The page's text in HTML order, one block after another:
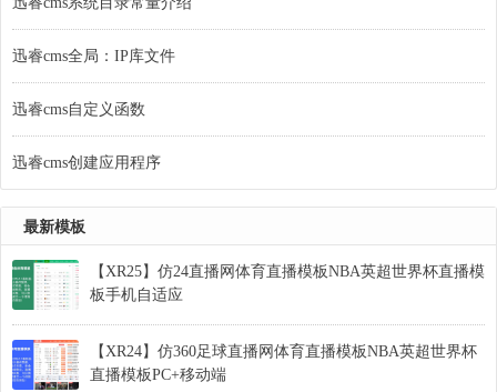
迅睿cms全局：IP库文件
迅睿cms自定义函数
迅睿cms创建应用程序
最新模板
【XR25】仿24直播网体育直播模板NBA英超世界杯直播模
板手机自适应
【XR24】仿360足球直播网体育直播模板NBA英超世界杯
直播模板PC+移动端